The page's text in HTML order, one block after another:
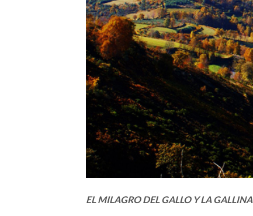
EL MILAGRO DEL GALLO Y LA GALLINA